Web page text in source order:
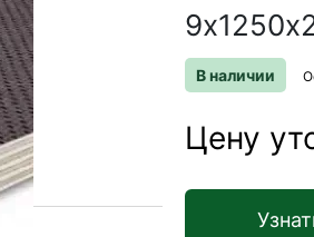
В наличии
Цену